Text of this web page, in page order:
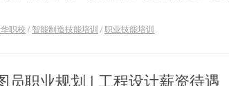
职校 / 智能制造技能培训 /职业技能培训
员职业规划 | 工程设计薪资待遇